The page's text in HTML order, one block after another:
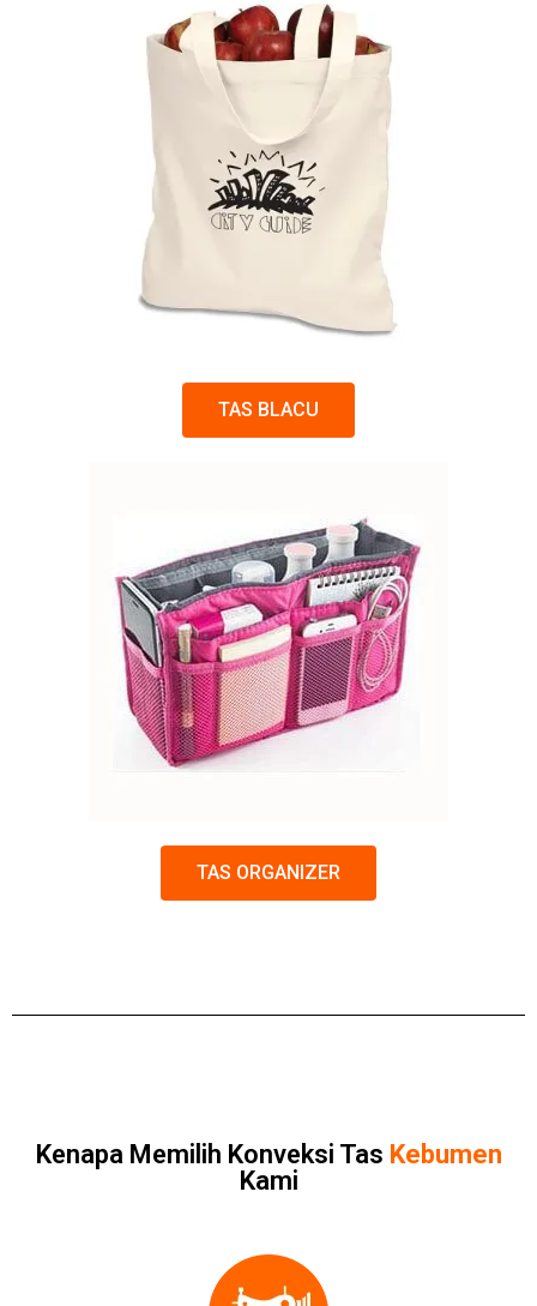
TAS BLACU
TAS ORGANIZER
Kenapa Memilih Konveksi Tas Kebumen
Kami